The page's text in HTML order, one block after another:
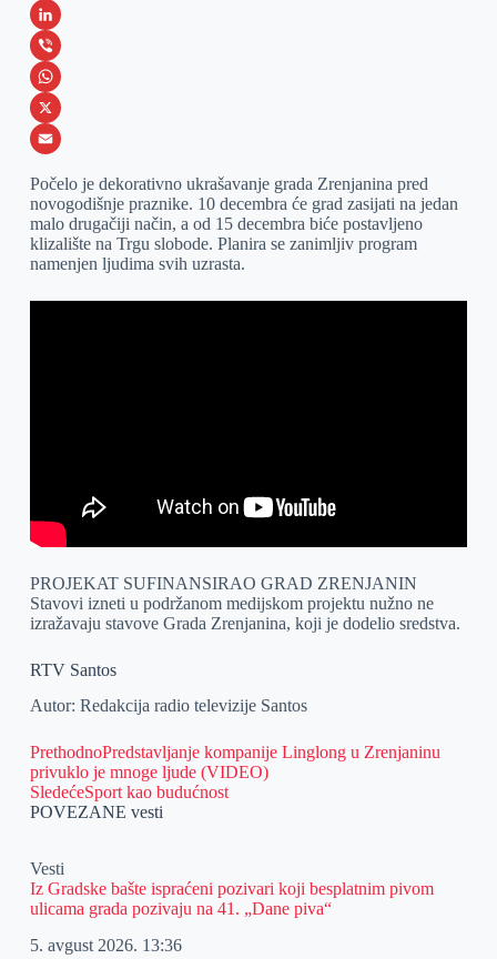
a
c
e
b
o
k
M
e
s
s
e
g
e
r
L
i
n
k
d
I
n
V
i
b
r
W
h
t
s
A
X
m
a
i
Počelo je dekorativno ukrašavanje grada Zrenjanina pred
novogodišnje praznike. 10 decembra će grad zasijati na jedan
malo drugačiji način, a od 15 decembra biće postavljeno
klizalište na Trgu slobode. Planira se zanimljiv program
namenjen ljudima svih uzrasta.
PROJEKAT SUFINANSIRAO GRAD ZRENJANIN
Stavovi izneti u podržanom medijskom projektu nužno ne
izražavaju stavove Grada Zrenjanina, koji je dodelio sredstva.
RTV Santos
Autor: Redakcija radio televizije Santos
PrethodnoPredstavljanje kompanije Linglong u Zrenjaninu
privuklo je mnoge ljude (VIDEO)
SledećeSport kao budućnost
POVEZANE vesti
Vesti
Iz Gradske bašte ispraćeni pozivari koji besplatnim pivom
ulicama grada pozivaju na 41. „Dane piva“
5. avgust 2026. 13:36